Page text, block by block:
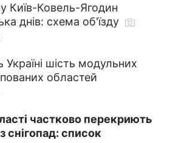
Київ-Ковель-Ягодин
днів: схема об'їзду
шість модульних
областей
частково перекриють
снігопад: список